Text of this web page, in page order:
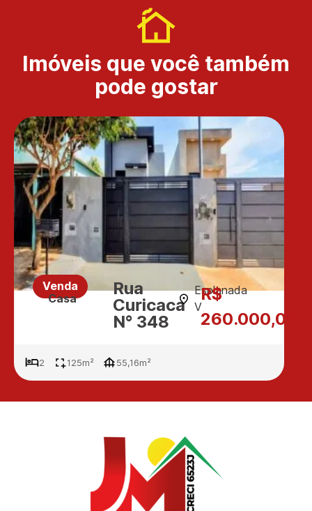
Imóveis que você também
pode gostar
Venda
Casa
Rua
Curicaca
N° 348
Esplanada
V
R$
260.000,00
2 125m² 55,16m²